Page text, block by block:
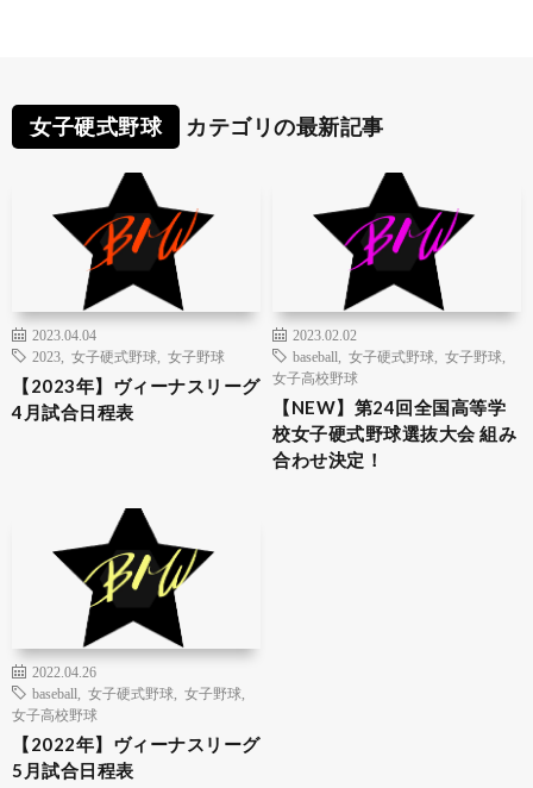
女子硬式野球 カテゴリの最新記事
2023.04.04
2023
女子硬式野球 女子野球
【2023年】ヴィーナスリーグ
4月試合日程表
2023.02.02
baseball
女子硬式野球 女子野球
女子高校野球
【NEW】第24回全国高等学
校女子硬式野球選抜大会 組み
合わせ決定！
2022.04.26
baseball
女子硬式野球 女子野球
女子高校野球
【2022年】ヴィーナスリーグ
5月試合日程表